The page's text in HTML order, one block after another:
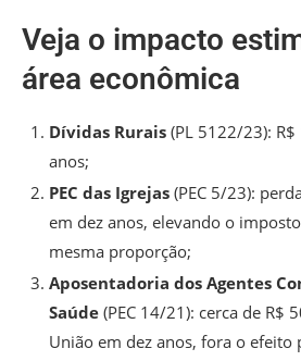
Veja o impacto
área econômica
Dívidas Rurais (PL 5122/23):
anos;
PEC das Igrejas (PEC 5/23):
em dez anos, elevando o
mesma proporção;
Aposentadoria dos Agentes
Saúde (PEC 14/21): cerca de R$
União em dez anos, fora o efeito